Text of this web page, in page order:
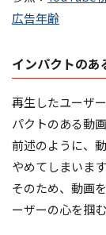
広告年齢
インパクトのあ
再生したユーザ
パクトのある動
前述のように、
やめてしまいます
そのため、動画
ーザーの心を掴